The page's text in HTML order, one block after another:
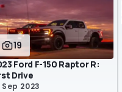
19
Ford F-150 Raptor R:
Drive
Sep 2023